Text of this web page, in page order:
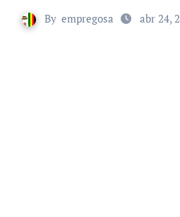
By empregosa abr 24,